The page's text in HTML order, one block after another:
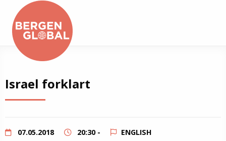
Library
Israel forklart
07.05.2018 20:30 - ENGLISH